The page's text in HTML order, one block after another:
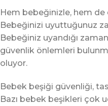
Hem bebeğinizle, hem de
Bebeğinizi uyuttuğunuz
Bebeğiniz uyandığı
güvenlik önlemleri
oluyor.
Bebek beşiği güvenliği,
Bazı bebek beşikleri çok